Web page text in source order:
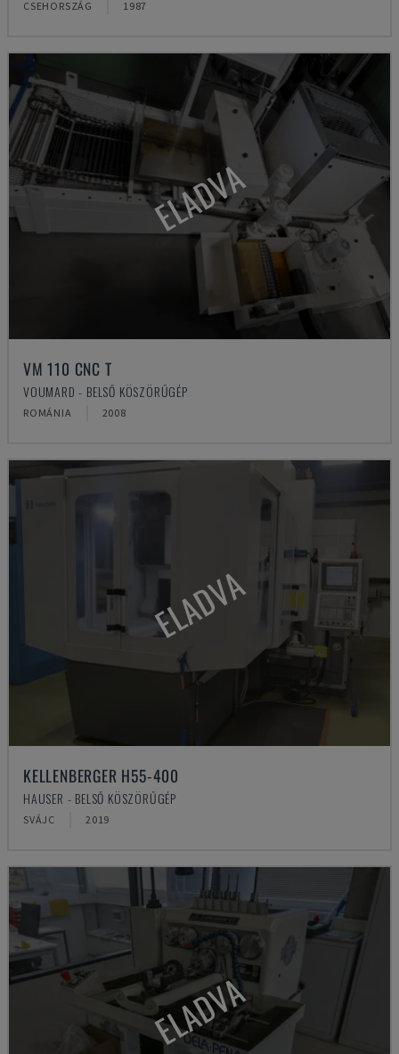
CSEHORSZÁG 1987
ELADVA
VM 110 CNC T
VOUMARD - BELSŐ KÖSZÖRŰGÉP
ROMÁNIA 2008
ELADVA
KELLENBERGER H55-400
HAUSER - BELSŐ KÖSZÖRŰGÉP
SVÁJC 2019
ELADVA